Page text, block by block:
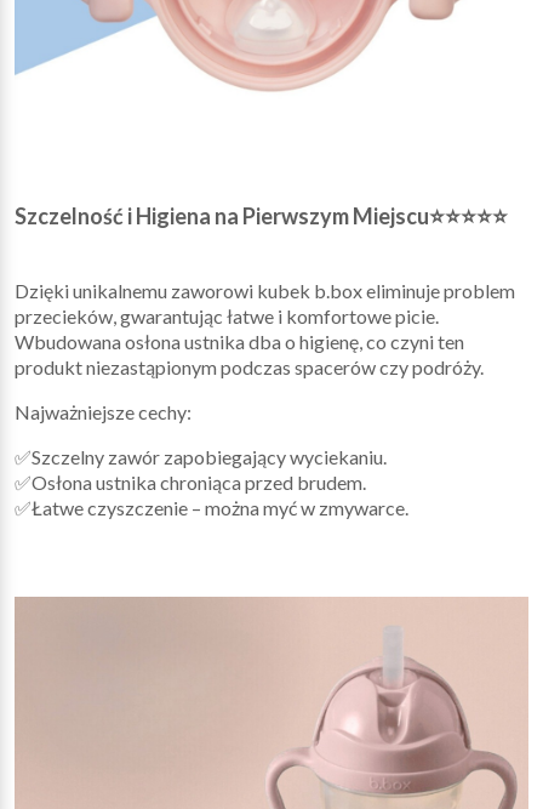
Szczelność i Higiena na Pierwszym Miejscu⭐⭐⭐⭐⭐
Dzięki unikalnemu zaworowi kubek b.box eliminuje problem
przecieków, gwarantując łatwe i komfortowe picie.
Wbudowana osłona ustnika dba o higienę, co czyni ten
produkt niezastąpionym podczas spacerów czy podróży.
Najważniejsze cechy:
✅Szczelny zawór zapobiegający wyciekaniu.
✅Osłona ustnika chroniąca przed brudem.
✅Łatwe czyszczenie – można myć w zmywarce.